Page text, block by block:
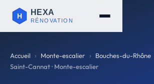
Accueil Monte-escalier
Bouches-du-Rhône
Saint-Cannat · Monte-escalier